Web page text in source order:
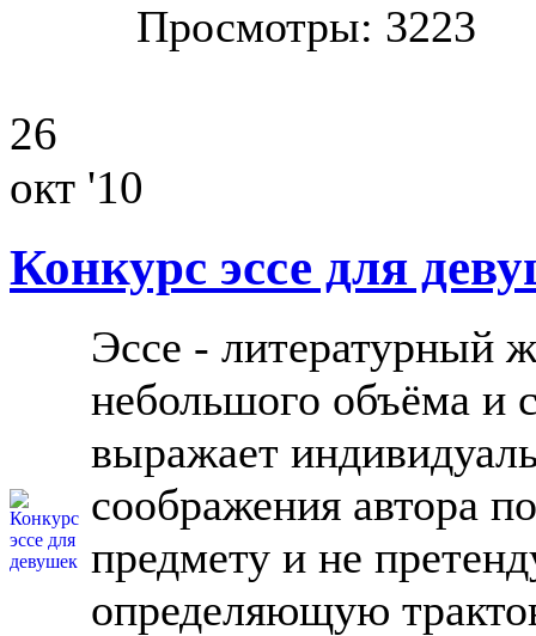
Просмотры: 3223
26
окт '10
Конкурс эссе для
Эссе - литературный
небольшого объёма и
выражает
соображения автора
предмету и не
определяющую